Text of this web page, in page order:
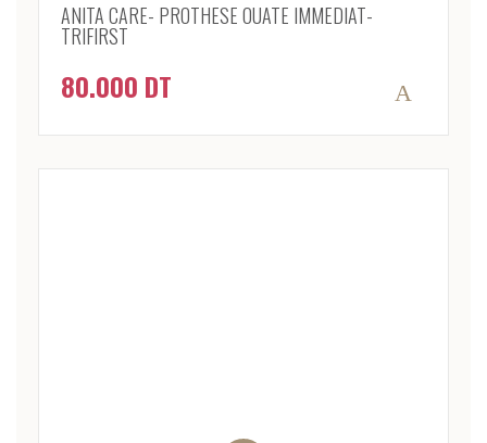
ANITA CARE- PROTHESE OUATE IMMEDIAT-
TRIFIRST
80.000 DT